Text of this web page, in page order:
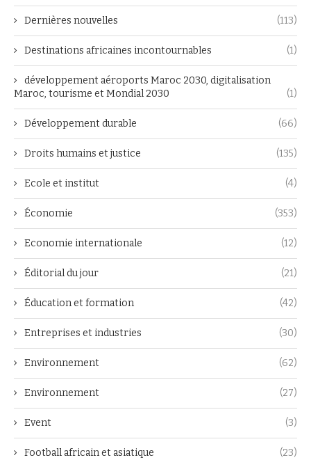
Dernières nouvelles (113)
Destinations africaines incontournables (1)
développement aéroports Maroc 2030, digitalisation
Maroc, tourisme et Mondial 2030
(1)
Développement durable (66)
Droits humains et justice (135)
Ecole et institut (4)
Économie (353)
Economie internationale (12)
Éditorial du jour (21)
Éducation et formation (42)
Entreprises et industries (30)
Environnement (62)
Environnement (27)
Event (3)
Football africain et asiatique (23)